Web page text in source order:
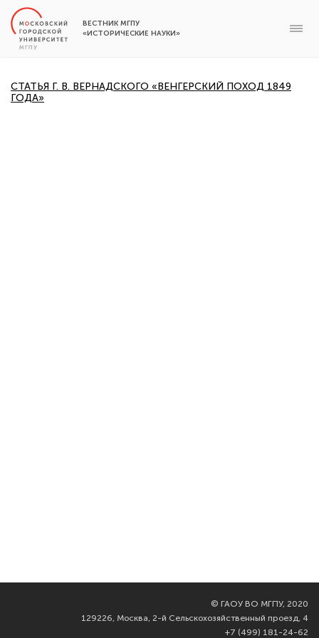
ВЕСТНИК МГПУ
«ИСТОРИЧЕСКИЕ НАУКИ»
СТАТЬЯ Г. В. ВЕРНАДСКОГО «ВЕНГЕРСКИЙ ПОХОД 1849
ГОДА»
© ГАОУ ВО МГПУ, 2020
129226, Москва, 2-й Сельскохозяйственный проезд, 4
+7 (499) 181-24-62